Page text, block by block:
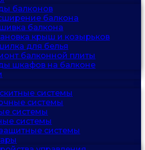
балконов
балкона
балкона
крыш и козырьков
для белья
балконной плиты
шкафов на балконе
системы
системы
системы
системы
системы